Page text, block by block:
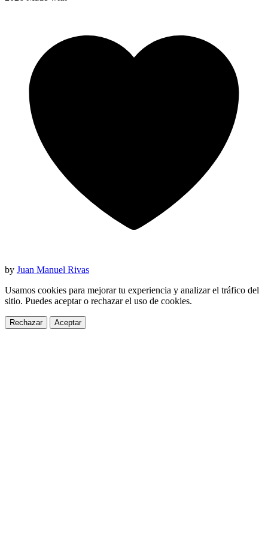
by Juan Manuel Rivas
Usamos cookies para mejorar tu experiencia y analizar el tráfico del
sitio. Puedes aceptar o rechazar el uso de cookies.
Rechazar Aceptar